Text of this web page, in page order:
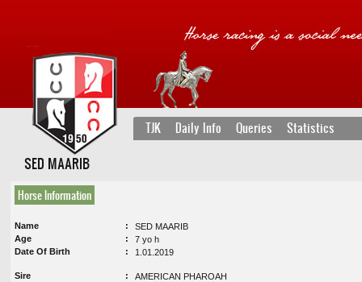
TJK Daily Info Queries Statistics
SED MAARIB
Horse Information
Name
SED MAARIB
Age
7 yo h
Date Of Birth
1.01.2019
Sire
AMERICAN PHAROAH